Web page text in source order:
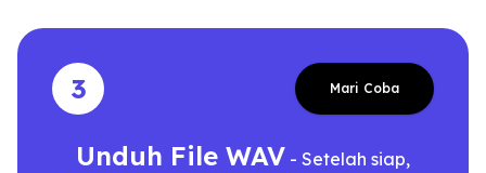
3 Mari Coba
Unduh File WAV - Setelah siap,